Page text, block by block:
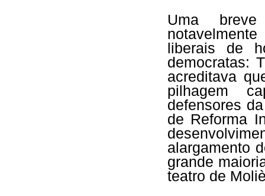
Uma
liberais de
democratas:
acreditava
pilhagem
defensores
de Reforma
alargamento
grande
teatro de